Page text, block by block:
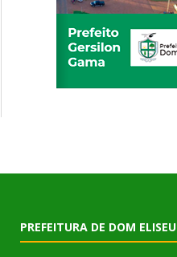
PREFEITURA DE DOM ELISEU